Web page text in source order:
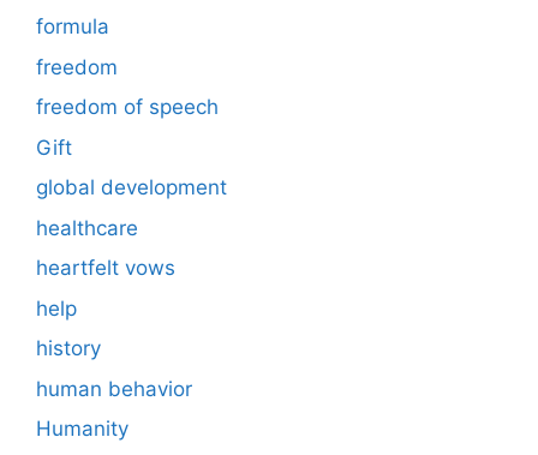
formula
freedom
freedom of speech
Gift
global development
healthcare
heartfelt vows
help
history
human behavior
Humanity